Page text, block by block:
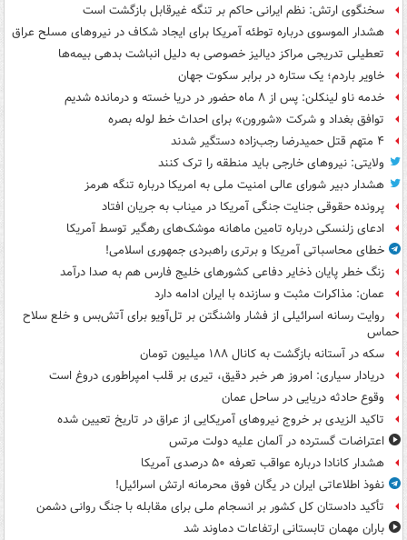
سخنگوی ارتش: نظم ایرانی حاکم بر تنگه غیرقابل بازگشت است
هشدار الموسوی درباره توطئه آمریکا برای ایجاد شکاف در نیروهای مسلح عراق
تعطیلی تدریجی مراکز دیالیز خصوصی به دلیل انباشت بدهی بیمه‌ها
خاویر باردم؛ یک ستاره در برابر سکوت جهان
خدمه ناو لینکلن: پس از ۸ ماه حضور در دریا خسته و درمانده‌ شدیم
توافق بغداد و شرکت «شورون» برای احداث خط لوله بصره
۴ متهم قتل حمیدرضا رجب‌زاده دستگیر شدند
ولایتی: نیروهای خارجی باید منطقه را ترک کنند
هشدار دبیر شورای عالی امنیت ملی به امریکا درباره تنگه هرمز
پرونده حقوقی جنایت جنگی آمریکا در میناب به جریان افتاد
ادعای زلنسکی درباره تامین ماهانه موشک‌های رهگیر توسط آمریکا
خطای محاسباتی آمریکا و برتری راهبردی جمهوری اسلامی!
زنگ خطر پایان ذخایر دفاعی کشورهای خلیج فارس هم به صدا درآمد
عمان: مذاکرات مثبت و سازنده با ایران ادامه دارد
روایت رسانه اسرائیلی از فشار واشنگتن بر تل‌آویو برای آتش‌بس و خلع سلاح
حماس
سکه در آستانه بازگشت به کانال ۱۸۸ میلیون تومان
دریادار سیاری: امروز هر خبر دقیق، تیری بر قلب امپراطوری دروغ است
وقوع حادثه دریایی در ساحل عمان
تاکید الزیدی بر خروج نیروهای آمریکایی از عراق در تاریخ تعیین شده
اعتراضات گسترده در آلمان علیه دولت مرتس
هشدار کانادا درباره عواقب تعرفه ۵۰ درصدی آمریکا
نفوذ اطلاعاتی ایران در یگان فوق محرمانه ارتش اسرائیل!
تأکید دادستان کل کشور بر انسجام ملی برای مقابله با جنگ روانی دشمن
باران مهمان تابستانی ارتفاعات دماوند شد